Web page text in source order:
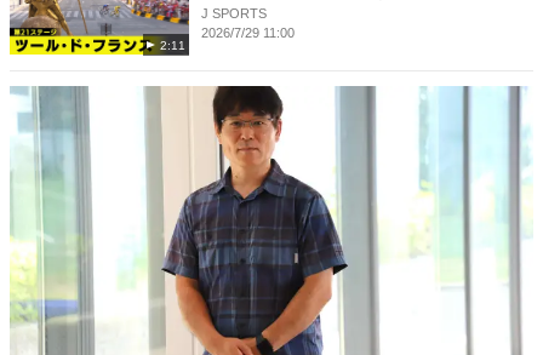
2:11
J SPORTS
2026/7/29 11:00